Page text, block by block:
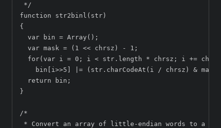
*/
function str2binl(str)
{
var bin = Array();
var mask = (1 << chrsz) - 1;
for(var i = 0; i < str.length * chrsz; i +=
bin[i>>5] |= (str.charCodeAt(i / chrsz) & mask)
return bin;
}
/*
* Convert an array of little-endian words to a